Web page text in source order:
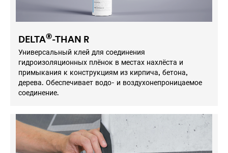
DELTA®-THAN R
Универсальный клей для соединения
гидроизоляционных плёнок в местах нахлёста и
примыкания к конструкциям из кирпича, бетона,
дерева. Обеспечивает водо- и воздухонепроницаемое
соединение.